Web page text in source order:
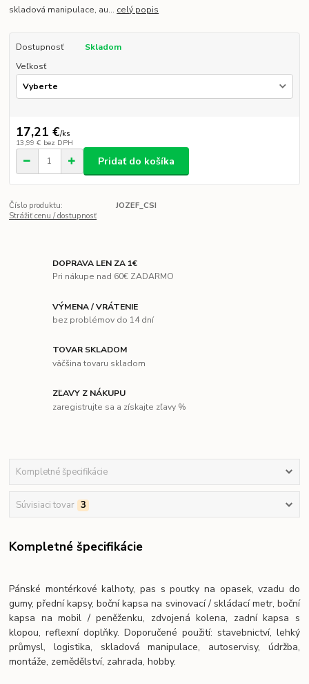
skladová manipulace, au... celý popis
Dostupnosť
Skladom
Veľkosť
17,21 €/ks
13,99 € bez DPH
Pridať do košíka
Číslo produktu:
JOZEF_CSI
Strážiť cenu / dostupnosť
DOPRAVA LEN ZA 1€
Pri nákupe nad 60€ ZADARMO
VÝMENA / VRÁTENIE
bez problémov do 14 dní
TOVAR SKLADOM
väčšina tovaru skladom
ZĽAVY Z NÁKUPU
zaregistrujte sa a získajte zľavy %
Kompletné špecifikácie
Súvisiaci tovar 3
Kompletné špecifikácie
Pánské montérkové kalhoty, pas s poutky na opasek, vzadu do
gumy, přední kapsy, boční kapsa na svinovací / skládací metr, boční
kapsa na mobil / peněženku, zdvojená kolena, zadní kapsa s
klopou, reflexní doplňky. Doporučené použití: stavebnictví, lehký
průmysl, logistika, skladová manipulace, autoservisy, údržba,
montáže, zemědělství, zahrada, hobby.